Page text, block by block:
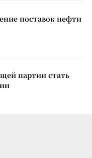
поставок нефти
партии стать